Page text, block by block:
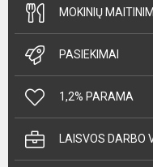
MOKINIŲ
PASIEKIMAI
1,2% PARAMA
LAISVOS DARBO